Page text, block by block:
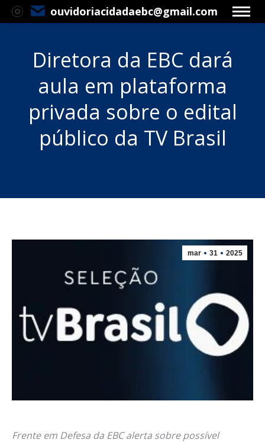
ouvidoriacidadaebc@gmail.com
Diretora da EBC dará
aula em plataforma
privada sobre o edital
público da TV Brasil
mar 31 2025
Frente em Defesa da EBC alerta sobre possível